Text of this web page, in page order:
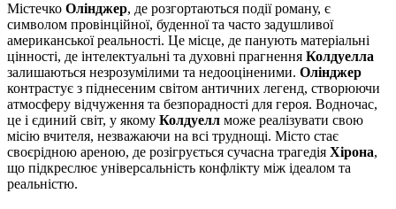
Містечко Олінджер, де розгортаються події роману, є
символом провінційної, буденної та часто задушливої
американської реальності. Це місце, де панують матеріальні
цінності, де інтелектуальні та духовні прагнення Колдуелла
залишаються незрозумілими та недооціненими. Олінджер
контрастує з піднесеним світом античних легенд, створюючи
атмосферу відчуження та безпорадності для героя. Водночас,
це і єдиний світ, у якому Колдуелл може реалізувати свою
місію вчителя, незважаючи на всі труднощі. Місто стає
своєрідною ареною, де розігрується сучасна трагедія Хірона,
що підкреслює універсальність конфлікту між ідеалом та
реальністю.